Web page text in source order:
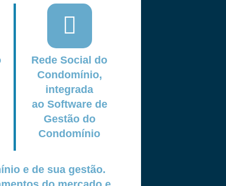
Rede Social do
Condomínio,
integrada
ao Software de
Gestão do
Condomínio
e de sua gestão.